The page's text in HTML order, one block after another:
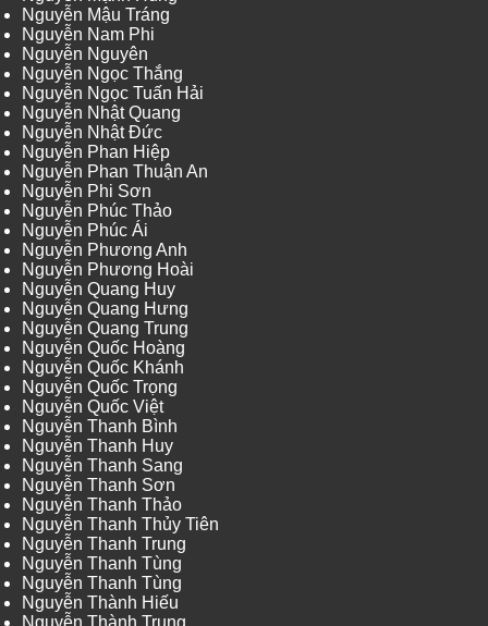
Nguyễn Mậu Tráng
Nguyễn Nam Phi
Nguyễn Nguyên
Nguyễn Ngọc Thắng
Nguyễn Ngọc Tuấn Hải
Nguyễn Nhật Quang
Nguyễn Nhật Đức
Nguyễn Phan Hiệp
Nguyễn Phan Thuận An
Nguyễn Phi Sơn
Nguyễn Phúc Thảo
Nguyễn Phúc Ái
Nguyễn Phương Anh
Nguyễn Phương Hoài
Nguyễn Quang Huy
Nguyễn Quang Hưng
Nguyễn Quang Trung
Nguyễn Quốc Hoàng
Nguyễn Quốc Khánh
Nguyễn Quốc Trọng
Nguyễn Quốc Việt
Nguyễn Thanh Bình
Nguyễn Thanh Huy
Nguyễn Thanh Sang
Nguyễn Thanh Sơn
Nguyễn Thanh Thảo
Nguyễn Thanh Thủy Tiên
Nguyễn Thanh Trung
Nguyễn Thanh Tùng
Nguyễn Thanh Tùng
Nguyễn Thành Hiếu
Nguyễn Thành Trung